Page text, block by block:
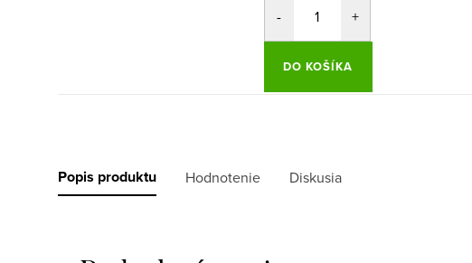
DO KOŠÍKA
Popis produktu Hodnotenie Diskusia